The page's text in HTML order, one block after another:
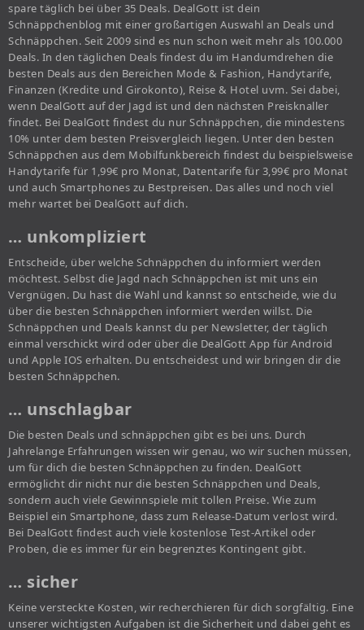
spare täglich bei über 35 Deals. DealGott ist dein
Schnäppchenblog mit einer großartigen Auswahl an Deals und
Schnäppchen. Seit 2009 sind es nun schon weit mehr als 100.000
Deals. In den täglichen Deals findest du im Handumdrehen die
besten Deals aus den Bereichen Mode & Fashion, Handytarife,
Finanzen (Kredite und Girokonto), Reise & Hotel uvm. Sei dabei,
wenn DealGott auf der Jagd ist und den nächsten Preisknaller
findet. Bei DealGott findest du nur Schnäppchen, die mindestens
10% unter dem besten Preisvergleich liegen. Unter den besten
Schnäppchen aus dem Mobilfunkbereich findest du beispielsweise
Handytarife für 1,99€ pro Monat, Datentarife für 3,99€ pro Monat
und auch Smartphones zu Bestpreisen. Das alles und noch viel
mehr wartet bei DealGott auf dich.
… unkompliziert
Entscheide, über welche Schnäppchen du informiert werden
möchtest. Selbst die Jagd nach Schnäppchen ist mit uns ein
Vergnügen. Du hast die Wahl und kannst so entscheide, wie du
über die besten Schnäppchen informiert werden willst. Die
Schnäppchen und Deals kannst du per Newsletter, der täglich
einmal verschickt wird oder über die DealGott App für Android
und Apple IOS erhalten. Du entscheidest und wir bringen dir die
besten Schnäppchen.
… unschlagbar
Die besten Deals und schnäppchen gibt es bei uns. Durch
Jahrelange Erfahrungen wissen wir genau, wo wir suchen müssen,
um für dich die besten Schnäppchen zu finden. DealGott
ermöglicht dir nicht nur die besten Schnäppchen und Deals,
sondern auch viele Gewinnspiele mit tollen Preise. Wie zum
Beispiel ein Smartphone, dass zum Release-Datum verlost wird.
Bei DealGott findest auch viele kostenlose Test-Artikel oder
Proben, die es immer für ein begrenztes Kontingent gibt.
… sicher
Keine versteckte Kosten, wir recherchieren für dich sorgfältig. Eine
unserer wichtigsten Aufgaben ist die Sicherheit und dabei geht es